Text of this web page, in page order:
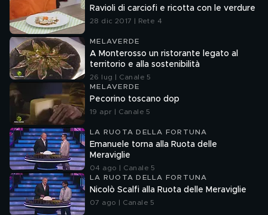
Ravioli di carciofi e ricotta con le verdure
28 dic 2017 | Rete 4
MELAVERDE
A Monterosso un ristorante legato al
territorio e alla sostenibilità
26 lug | Canale 5
MELAVERDE
Pecorino toscano dop
19 apr | Canale 5
LA RUOTA DELLA FORTUNA
Emanuele torna alla Ruota delle
Meraviglie
04 ago | Canale 5
LA RUOTA DELLA FORTUNA
Nicolò Scalfi alla Ruota delle Meraviglie
07 ago | Canale 5